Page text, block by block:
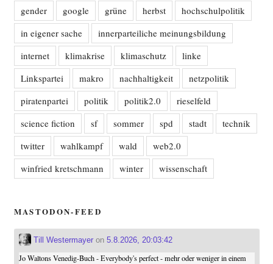
gender
google grüne herbst
hochschulpolitik
in eigener sache
innerparteiliche meinungsbildung
internet
klimakrise klimaschutz
linke
Linkspartei
makro nachhaltigkeit
netzpolitik
piratenpartei
politik politik2.0
rieselfeld
science fiction
sf sommer spd stadt
technik
twitter
wahlkampf wald
web2.0
winfried kretschmann
winter wissenschaft
MASTODON-FEED
Till Westermayeron 5.8.2026, 20:03:42
Jo Waltons Venedig-Buch - Everybody's perfect - mehr oder weniger in einem